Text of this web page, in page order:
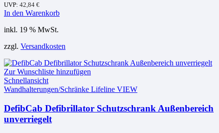
UVP: 42,84 €
In den Warenkorb
inkl. 19 % MwSt.
zzgl. Versandkosten
Zur Wunschliste hinzufügen
Schnellansicht
Wandhalterungen/Schränke Lifeline VIEW
DefibCab Defibrillator Schutzschrank Außenbereich
unverriegelt